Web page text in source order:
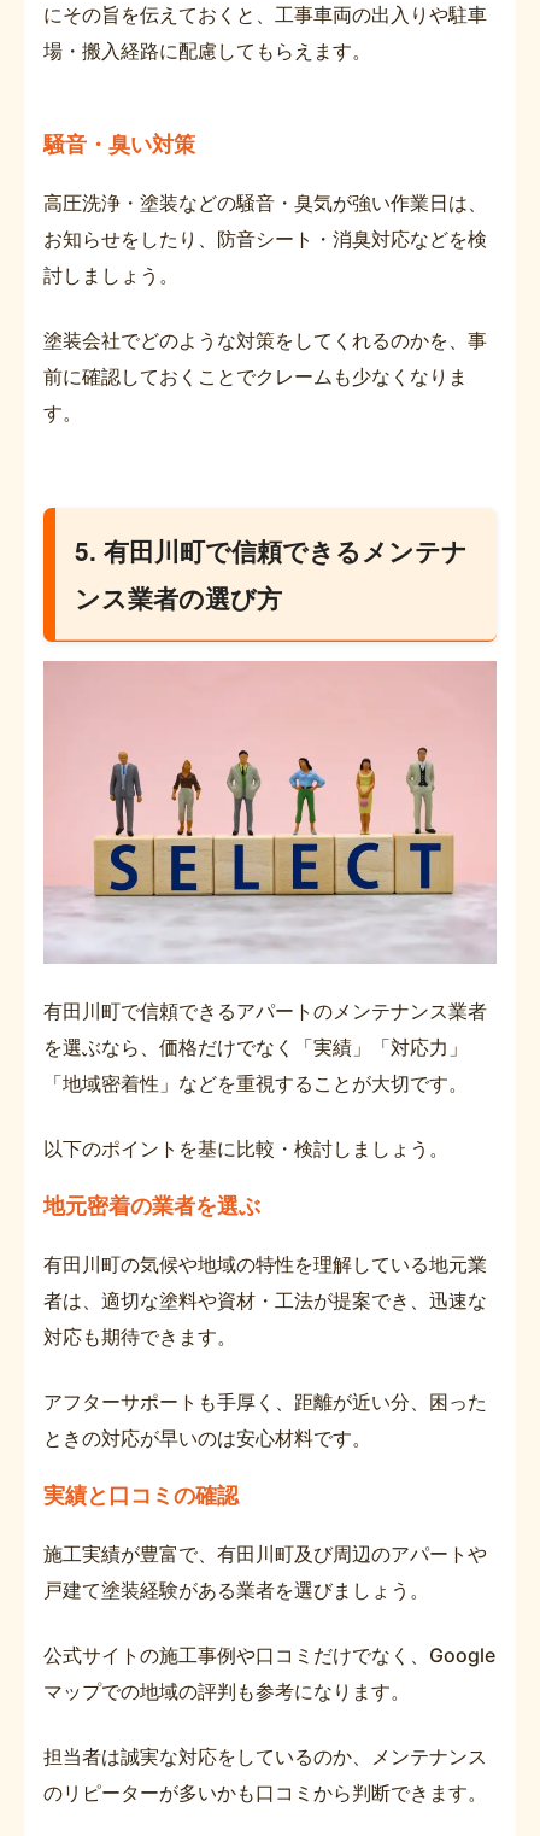
にその旨を伝えておくと、工事車両の出入りや駐車
場・搬入経路に配慮してもらえます。
騒音・臭い対策
高圧洗浄・塗装などの騒音・臭気が強い作業日は、
お知らせをしたり、防音シート・消臭対応などを検
討しましょう。
塗装会社でどのような対策をしてくれるのかを、事
前に確認しておくことでクレームも少なくなりま
す。
5. 有田川町で信頼できるメンテナ
ンス業者の選び方
有田川町で信頼できるアパートのメンテナンス業者
を選ぶなら、価格だけでなく「実績」「対応力」
「地域密着性」などを重視することが大切です。
以下のポイントを基に比較・検討しましょう。
地元密着の業者を選ぶ
有田川町の気候や地域の特性を理解している地元業
者は、適切な塗料や資材・工法が提案でき、迅速な
対応も期待できます。
アフターサポートも手厚く、距離が近い分、困った
ときの対応が早いのは安心材料です。
実績と口コミの確認
施工実績が豊富で、有田川町及び周辺のアパートや
戸建て塗装経験がある業者を選びましょう。
公式サイトの施工事例や口コミだけでなく、Google
マップでの地域の評判も参考になります。
担当者は誠実な対応をしているのか、メンテナンス
のリピーターが多いかも口コミから判断できます。